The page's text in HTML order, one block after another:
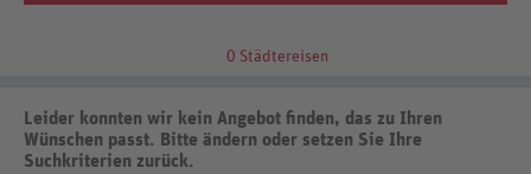
0 Städtereisen
Leider konnten wir kein Angebot finden, das zu Ihren
Wünschen passt. Bitte ändern oder setzen Sie Ihre
Suchkriterien zurück.